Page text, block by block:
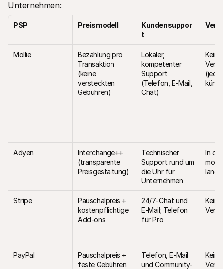
Unternehmen:
PSP Preismodell
Kundensuppor
t
Mollie
Bezahlung pro
Transaktion
(keine
versteckten
Gebühren)
Lokaler,
kompetenter
Support
(Telefon, E-Mail,
Chat)
Keine
Adyen
Interchange++
(transparente
Preisgestaltung)
Technischer
Support rund um
die Uhr für
Unternehmen
In
Stripe
Pauschalpreis +
kostenpflichtige
Add-ons
24/7-Chat und
E-Mail; Telefon
für Pro
Keine
PayPal
Pauschalpreis +
feste Gebühren
Telefon, E-Mail
und Community-
Keine